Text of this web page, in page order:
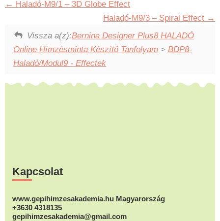
Haladó-M9/1 – 3D Globe Effect
Haladó-M9/3 – Spiral Effect
Vissza a(z):Bernina Designer Plus8 HALADÓ
Online Hímzésminta Készítő Tanfolyam >BDP8-
Haladó/Modul9 - Effectek
Kapcsolat
www.gepihimzesakademia.hu Magyarország
+3630 4318135
gepihimzesakademia@gmail.com